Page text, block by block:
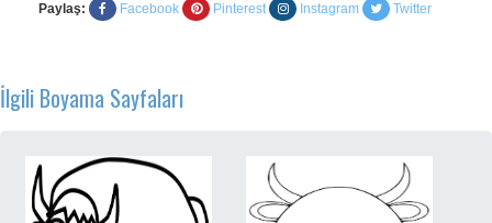
Paylaş: Facebook Pinterest Instagram Twitter
İlgili Boyama Sayfaları